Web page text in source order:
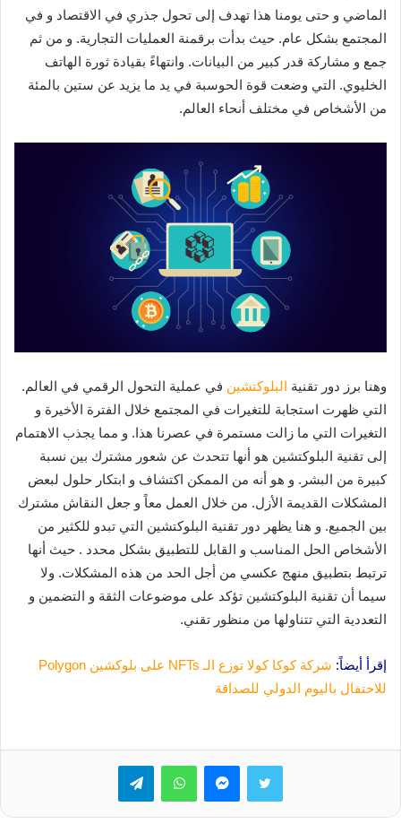
الماضي و حتى يومنا هذا تهدف إلى تحول جذري في الاقتصاد و في
المجتمع بشكل عام. حيث بدأت برقمنة العمليات التجارية. و من ثم
جمع و مشاركة قدر كبير من البيانات. وانتهاءً بقيادة ثورة الهاتف
الخليوي. التي وضعت قوة الحوسبة في يد ما يزيد عن ستين بالمئة
من الأشخاص في مختلف أنحاء العالم.
وهنا برز دور تقنية البلوكتشين في عملية التحول الرقمي في العالم.
التي ظهرت استجابة للتغيرات في المجتمع خلال الفترة الأخيرة و
التغيرات التي ما زالت مستمرة في عصرنا هذا. و مما يجذب الاهتمام
إلى تقنية البلوكتشين هو أنها تتحدث عن شعور مشترك بين نسبة
كبيرة من البشر. و هو أنه من الممكن اكتشاف و ابتكار حلول لبعض
المشكلات القديمة الأزل. من خلال العمل معاً و جعل النقاش مشترك
بين الجميع. و هنا يظهر دور تقنية البلوكتشين التي تبدو للكثير من
الأشخاص الحل المناسب و القابل للتطبيق بشكل محدد . حيث أنها
ترتبط بتطبيق منهج عكسي من أجل الحد من هذه المشكلات. ولا
سيما أن تقنية البلوكتشين تؤكد على موضوعات الثقة و التضمين و
التعددية التي تتناولها من منظور تقني.
إقرأ أيضاً:
شركة كوكا كولا توزع الـ NFTs على بلوكشين Polygon
للاحتفال باليوم الدولي للصداقة
تويتر ماسنجرواتساب تيلقرام